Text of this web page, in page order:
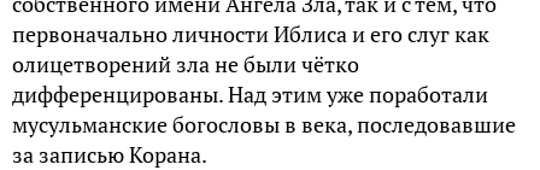
первоначально личности Иблиса и его слуг как
олицетворений зла не были чётко
дифференцированы. Над этим уже поработали
мусульманские богословы в века, последовавшие
за записью Корана.